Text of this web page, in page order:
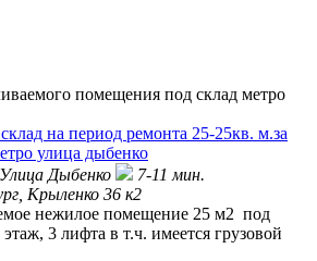
на период ремонта 25-25кв. м.за
улица дыбенко
Улица Дыбенко
7-11 мин.
Крыленко 36 к2
нежилое помещение 25 м2 под
3 лифта в т.ч. имеется грузовой